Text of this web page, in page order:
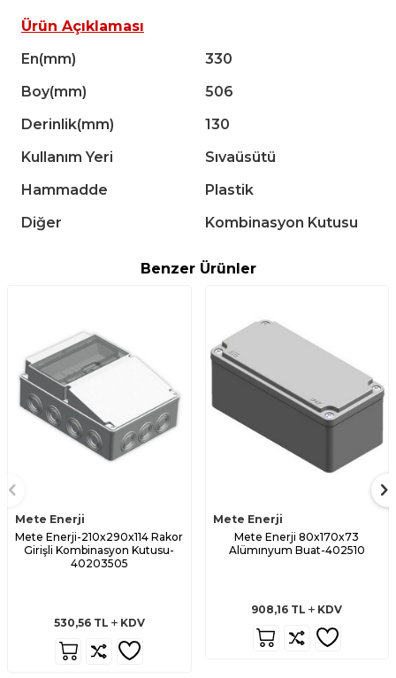
Ürün Açıklaması
En(mm)
330
Boy(mm)
506
Derinlik(mm)
130
Kullanım Yeri
Sıvaüsütü
Hammadde
Plastik
Diğer
Kombinasyon Kutusu
Benzer Ürünler
Mete Enerji
Mete Enerji-210x290x114 Rakor
Girişli Kombinasyon Kutusu-
40203505
530,56TL KDV
Mete Enerji
Mete Enerji 80x170x73
Alümınyum Buat-402510
908,16 TL KDV